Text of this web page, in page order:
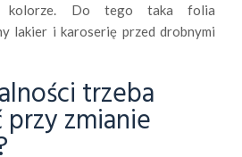
kolorze. Do tego taka folia
lakier i karoserię przed drobnymi
trzeba
zmianie